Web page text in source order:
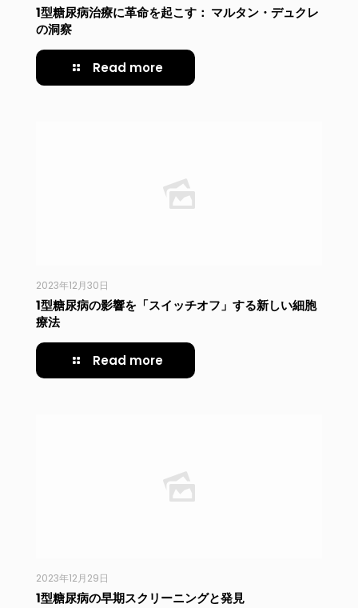
1型糖尿病治療に革命を起こす： マルタン・デュクレ
の洞察
Read more
2023年12月30日
1型糖尿病の影響を「スイッチオフ」する新しい細胞
療法
Read more
2023年12月29日
1型糖尿病の早期スクリーニングと発見